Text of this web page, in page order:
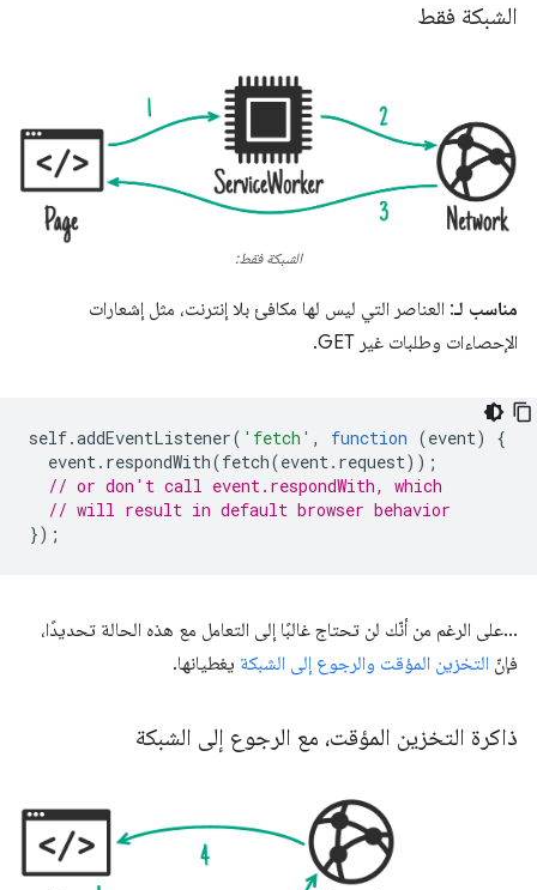
الشبكة فقط
الشبكة فقط:
مناسب لـ: العناصر التي ليس لها مكافئ بلا إنترنت، مثل إشعارات
الإحصاءات وطلبات غير GET.
self.addEventListener( 'fetch' , function (event)
{
event. respondWith(fetch(event. request));
// or don't call event.respondWith, which
// will result in default browser behavior
});
…على الرغم من أنّك لن تحتاج غالبًا إلى التعامل مع هذه الحالة تحديدًا،
فإنّ التخزين المؤقت والرجوع إلى الشبكة يغطيانها.
ذاكرة التخزين المؤقت، مع الرجوع إلى الشبكة